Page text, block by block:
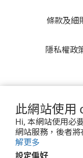
此網站使用
Hi, 本網站使用必
網站服務，後者將
解更多
設定偏好
條款及細
隱私權政